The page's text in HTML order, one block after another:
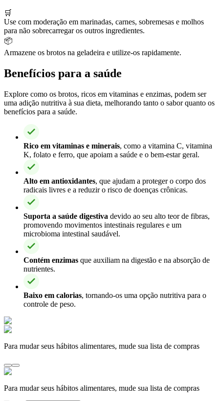
🛒
Use com moderação em marinadas, carnes, sobremesas e molhos
para não sobrecarregar os outros ingredientes.
📦
Armazene os brotos na geladeira e utilize-os rapidamente.
Benefícios para a saúde
Explore como os brotos, ricos em vitaminas e enzimas, podem ser
uma adição nutritiva à sua dieta, melhorando tanto o sabor quanto os
benefícios para a saúde.
Rico em vitaminas e minerais, como a vitamina C, vitamina
K, folato e ferro, que apoiam a saúde e o bem-estar geral.
Alto em antioxidantes, que ajudam a proteger o corpo dos
radicais livres e a reduzir o risco de doenças crônicas.
Suporta a saúde digestiva devido ao seu alto teor de fibras,
promovendo movimentos intestinais regulares e um
microbioma intestinal saudável.
Contém enzimas que auxiliam na digestão e na absorção de
nutrientes.
Baixo em calorias, tornando-os uma opção nutritiva para o
controle de peso.
Para mudar seus hábitos alimentares, mude sua lista de compras
Para mudar seus hábitos alimentares, mude sua lista de compras